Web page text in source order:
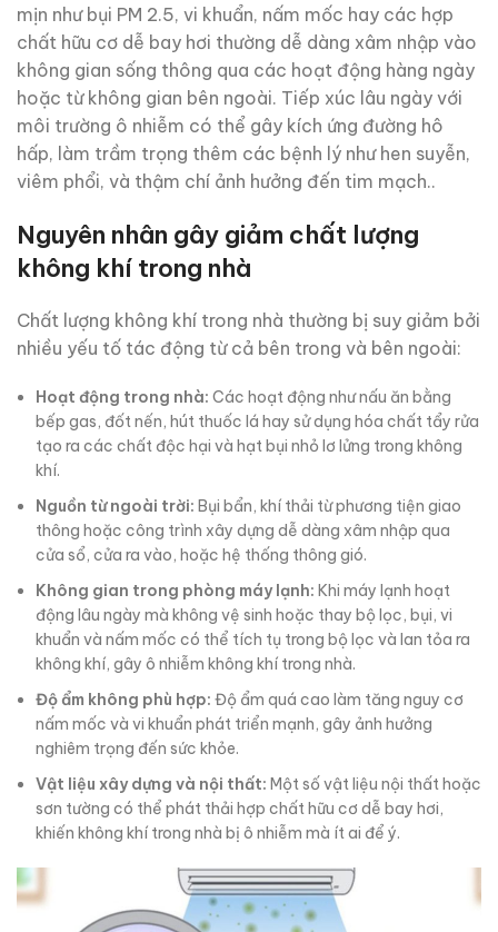
mịn như bụi PM 2.5, vi khuẩn, nấm mốc hay các hợp
chất hữu cơ dễ bay hơi thường dễ dàng xâm nhập vào
không gian sống thông qua các hoạt động hàng ngày
hoặc từ không gian bên ngoài. Tiếp xúc lâu ngày với
môi trường ô nhiễm có thể gây kích ứng đường hô
hấp, làm trầm trọng thêm các bệnh lý như hen suyễn,
viêm phổi, và thậm chí ảnh hưởng đến tim mạch..
Nguyên nhân gây giảm chất lượng
không khí trong nhà
Chất lượng không khí trong nhà thường bị suy giảm bởi
nhiều yếu tố tác động từ cả bên trong và bên ngoài:
Hoạt động trong nhà: Các hoạt động như nấu ăn bằng
bếp gas, đốt nến, hút thuốc lá hay sử dụng hóa chất tẩy rửa
tạo ra các chất độc hại và hạt bụi nhỏ lơ lửng trong không
khí.
Nguồn từ ngoài trời: Bụi bẩn, khí thải từ phương tiện giao
thông hoặc công trình xây dựng dễ dàng xâm nhập qua
cửa sổ, cửa ra vào, hoặc hệ thống thông gió.
Không gian trong phòng máy lạnh: Khi máy lạnh hoạt
động lâu ngày mà không vệ sinh hoặc thay bộ lọc, bụi, vi
khuẩn và nấm mốc có thể tích tụ trong bộ lọc và lan tỏa ra
không khí, gây ô nhiễm không khí trong nhà.
Độ ẩm không phù hợp: Độ ẩm quá cao làm tăng nguy cơ
nấm mốc và vi khuẩn phát triển mạnh, gây ảnh hưởng
nghiêm trọng đến sức khỏe.
Vật liệu xây dựng và nội thất: Một số vật liệu nội thất hoặc
sơn tường có thể phát thải hợp chất hữu cơ dễ bay hơi,
khiến không khí trong nhà bị ô nhiễm mà ít ai để ý.